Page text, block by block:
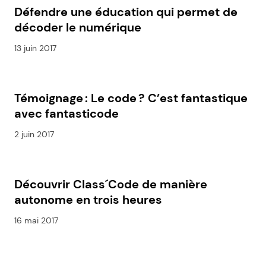
Défendre une éducation qui permet de
décoder le numérique
13 juin 2017
Témoignage : Le code ? C’est fantastique
avec fantasticode
2 juin 2017
Découvrir Class´Code de manière
autonome en trois heures
16 mai 2017